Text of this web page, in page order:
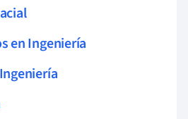
en Ingeniería